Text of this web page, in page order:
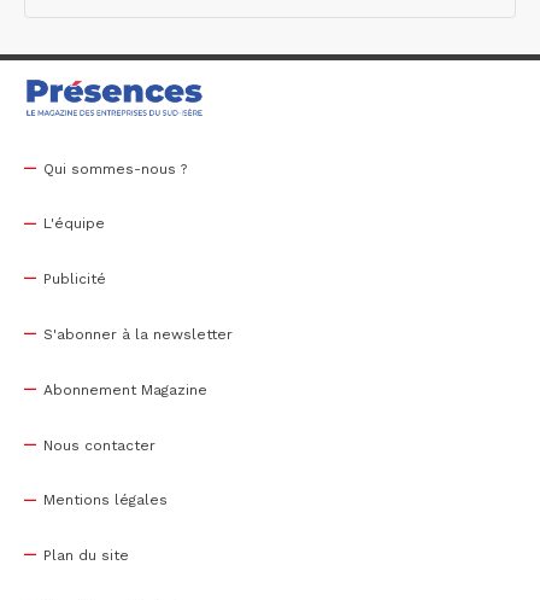
Qui sommes-nous ?
L'équipe
Publicité
S'abonner à la newsletter
Abonnement Magazine
Nous contacter
Mentions légales
Plan du site